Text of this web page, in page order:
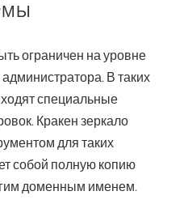
ограничен на уровне
В таких
специальные
Кракен зеркало
для таких
собой полную копию
доменным именем.